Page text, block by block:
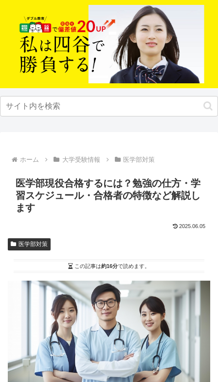
ホーム 大学受験情報 医学部対策
医学部現役合格するには？勉強の仕方・学
習スケジュール・合格者の特徴など解説し
ます
2025.06.05
医学部対策
この記事は約16分で読めます。